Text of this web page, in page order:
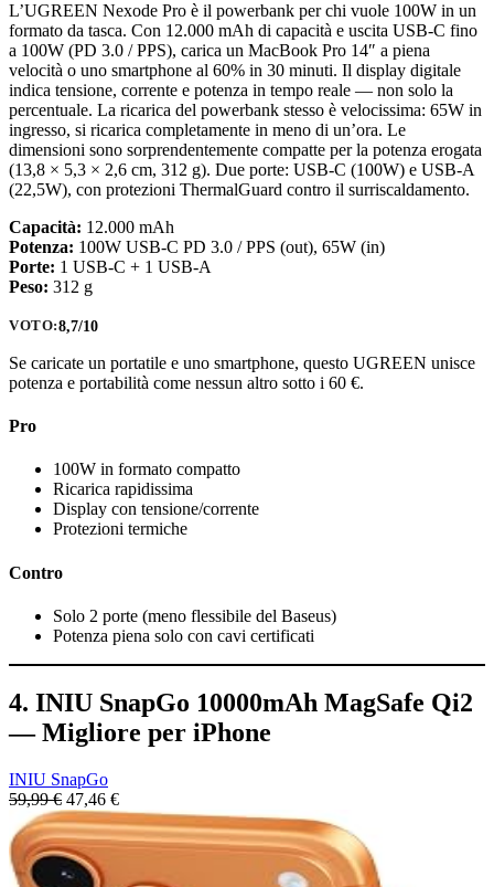
L’UGREEN Nexode Pro è il powerbank per chi vuole 100W in un
formato da tasca. Con 12.000 mAh di capacità e uscita USB-C fino
a 100W (PD 3.0 / PPS), carica un MacBook Pro 14″ a piena
velocità o uno smartphone al 60% in 30 minuti. Il display digitale
indica tensione, corrente e potenza in tempo reale — non solo la
percentuale. La ricarica del powerbank stesso è velocissima: 65W in
ingresso, si ricarica completamente in meno di un’ora. Le
dimensioni sono sorprendentemente compatte per la potenza erogata
(13,8 × 5,3 × 2,6 cm, 312 g). Due porte: USB-C (100W) e USB-A
(22,5W), con protezioni ThermalGuard contro il surriscaldamento.
Capacità: 12.000 mAh
Potenza: 100W USB-C PD 3.0 / PPS (out), 65W (in)
Porte: 1 USB-C + 1 USB-A
Peso: 312 g
VOTO:8,7/10
Se caricate un portatile e uno smartphone, questo UGREEN unisce
potenza e portabilità come nessun altro sotto i 60 €.
Pro
100W in formato compatto
Ricarica rapidissima
Display con tensione/corrente
Protezioni termiche
Contro
Solo 2 porte (meno flessibile del Baseus)
Potenza piena solo con cavi certificati
4. INIU SnapGo 10000mAh MagSafe Qi2
— Migliore per iPhone
INIU SnapGo
59,99 € 47,46 €